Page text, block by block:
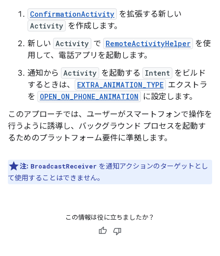
ConfirmationActivity を拡張する新しい
Activity を作成します。
新しい Activity で RemoteActivityHelper を使
用して、電話アプリを起動します。
通知から Activity を起動する Intent をビルド
するときは、
EXTRA_ANIMATION_TYPE エクストラ
を
OPEN_ON_PHONE_ANIMATION
に設定します。
このアプローチでは、ユーザーがスマートフォンで操作を
行うように誘導し、バックグラウンド プロセスを起動す
るためのプラットフォーム要件に準拠します。
注: BroadcastReceiver を通知アクションのターゲットとし
て使用することはできません。
この情報は役に立ちましたか？